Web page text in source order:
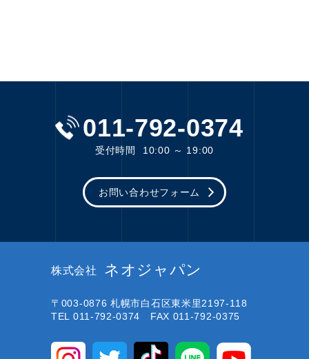
011-792-0374
受付時間 10:00 ～ 19:00
お問い合わせフォーム
株式会社 ネオジャパン
〒003-0876 札幌市白石区東米里2197-118
TEL 011-792-0374 FAX 011-792-0375